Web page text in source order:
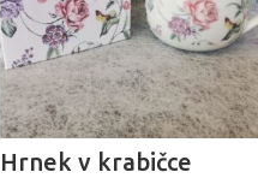
Hrnek v krabičce